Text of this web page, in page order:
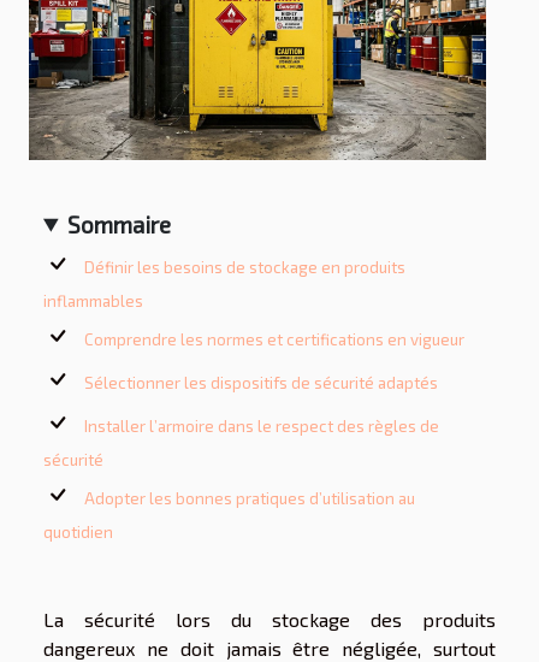
Sommaire
Définir les besoins de stockage en produits
inflammables
Comprendre les normes et certifications en vigueur
Sélectionner les dispositifs de sécurité adaptés
Installer l’armoire dans le respect des règles de
sécurité
Adopter les bonnes pratiques d’utilisation au
quotidien
La sécurité lors du stockage des produits
dangereux ne doit jamais être négligée, surtout